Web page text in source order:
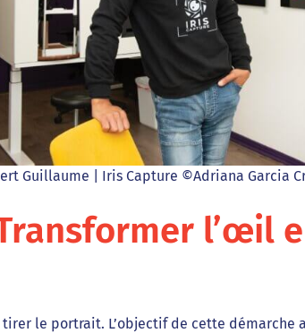
Guillaume | Iris Capture ©Adriana Garcia
l’œil
le portrait. L’objectif de cette démarche